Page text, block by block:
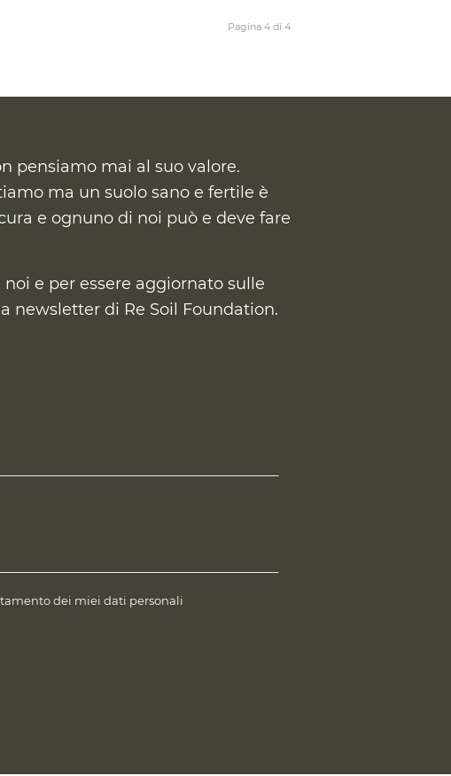
Pagina 4 di 4
pensiamo mai al suo valore.
ma un suolo sano e fertile è
e ognuno di noi può e deve fare
e per essere aggiornato sulle
newsletter di Re Soil Foundation.
dei miei dati personali